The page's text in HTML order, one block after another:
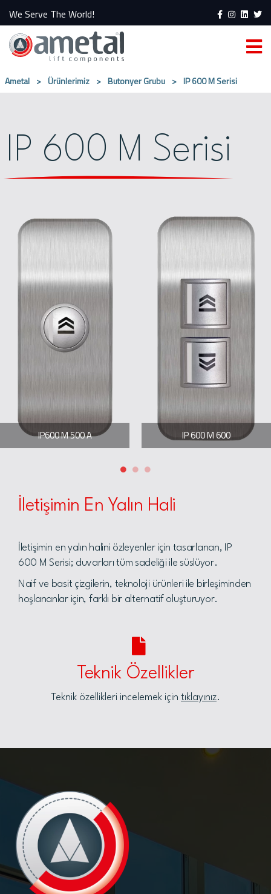
We Serve The World!
Ametal > Ürünlerimiz > Butonyer Grubu > IP 600 M Serisi
IP 600 M Serisi
IP600 M 500 A IP 600 M 600
İletişimin En Yalın Hali
İletişimin en yalın halini özleyenler için tasarlanan, IP
600 M Serisi; duvarları tüm sadeliği ile süslüyor.
Naif ve basit çizgilerin, teknoloji ürünleri ile birleşiminden
hoşlananlar için, farklı bir alternatif oluşturuyor.
Teknik Özellikler
Teknik özellikleri incelemek için tıklayınız.